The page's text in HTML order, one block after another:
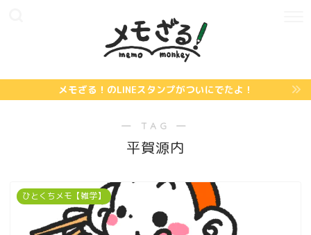
メモざる！のLINEスタンプがついにでたよ！
― TAG ―
平賀源内
ひとくちメモ【雑学】